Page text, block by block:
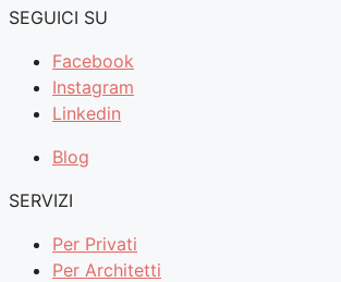
SEGUICI SU
Facebook
Instagram
Linkedin
Blog
SERVIZI
Per Privati
Per Architetti